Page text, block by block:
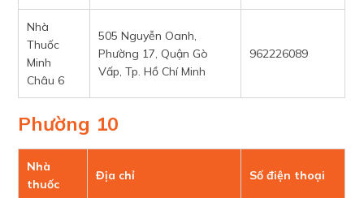
Nhà
Thuốc
Minh
Châu 6
505 Nguyễn Oanh,
Phường 17, Quận Gò
Vấp, Tp. Hồ Chí Minh
962226089
Phường 10
Nhà
thuốc
Địa chỉ Số điện thoại